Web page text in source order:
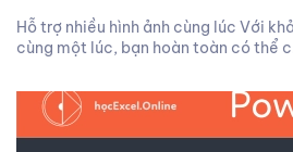
Hỗ trợ nhiều hình ảnh cùng lúc Với
cùng một lúc, bạn hoàn toàn có thể